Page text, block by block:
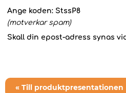
Ange koden: StssP8
(motverkar spam)
Skall din epost-adress synas
« Till produktpresentationen